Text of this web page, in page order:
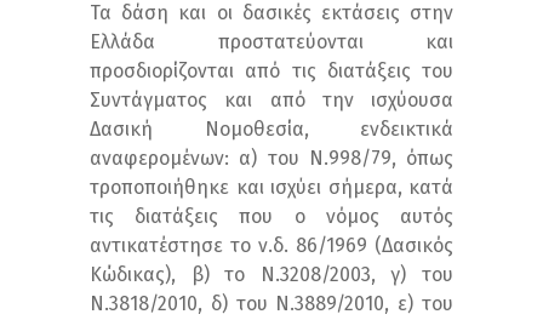
Τα δάση και οι δασικές εκτάσεις στην
Ελλάδα προστατεύονται και
προσδιορίζονται από τις διατάξεις του
Συντάγματος και από την ισχύουσα
Δασική Νομοθεσία, ενδεικτικά
αναφερομένων: α) του Ν.998/79, όπως
τροποποιήθηκε και ισχύει σήμερα, κατά
τις διατάξεις που ο νόμος αυτός
αντικατέστησε το ν.δ. 86/1969 (Δασικός
Κώδικας), β) το Ν.3208/2003, γ) του
Ν.3818/2010, δ) του Ν.3889/2010, ε) του